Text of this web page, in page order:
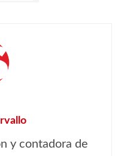
y contadora de